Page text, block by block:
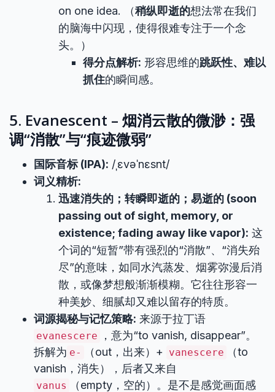
on one idea. （稍纵即逝的想法常在我们
的脑海中闪现，使得很难专注于一个念
头。）
得分点解析: 形容思维的跳跃性、难以
抓住的瞬间感。
5. Evanescent – 烟消云散的微渺：强
调“消散”与“痕迹微弱”
国际音标 (IPA): /ˌɛvəˈnɛsnt/
词义精析:
迅速消失的；转瞬即逝的；易逝的 (soon
passing out of sight, memory, or
existence; fading away like vapor): 这
个词的“短暂”带有强烈的“消散”、“消失殆
尽”的意味，如同水汽蒸发、烟雾弥漫后消
散，或像梦想般渐渐模糊。它往往形容一
种美妙、细腻却又难以留存的特质。
词源揭秘与记忆策略: 来源于拉丁语
evanescere
，意为“to vanish, disappear”。
拆解为 e- （out，出来）+ vanescere
（to
vanish，消失），后者又来自
vanus
（empty，空的）。是不是感觉画面感